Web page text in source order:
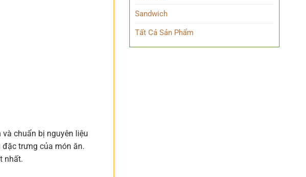
chuẩn bị nguyên liệu
trưng của món ăn.
nhất.
Sandwich
Tất Cả Sản Phẩm